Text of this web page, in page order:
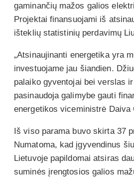
gaminančių mažos galios
Projektai finansuojami iš
išteklių statistinių perdavimų
„Atsinaujinanti energetika yra
investuojame jau šiandien.
palaiko gyventojai bei verslas
pasinaudoja galimybe gauti
energetikos viceministrė Daiva
Iš viso parama buvo skirta 37
Numatoma, kad įgyvendinus
Lietuvoje papildomai atsiras
suminės įrengtosios galios